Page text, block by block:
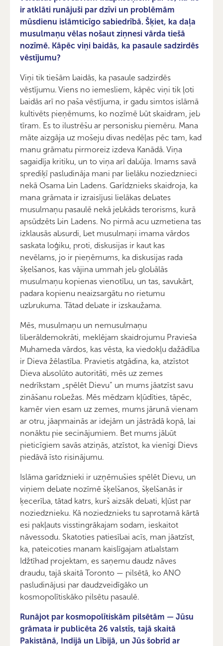
ir atklāti runājuši par dzīvi un problēmām
mūsdienu islāmticīgo sabiedrībā. Šķiet, ka daļa
musulmaņu vēlas nošaut ziņnesi vārda tiešā
nozīmē. Kāpēc viņi baidās, ka pasaule sadzirdēs
vēstījumu?
Viņi tik tiešām baidās, ka pasaule sadzirdēs
vēstījumu. Viens no iemesliem, kāpēc viņi tik ļoti
baidās arī no paša vēstījuma, ir gadu simtos islāmā
kultivēts pieņēmums, ko nozīmē būt skaidram, jeb
tīram. Es to ilustrēšu ar personisku piemēru. Mana
māte aizgāja uz mošeju divas nedēļas pēc tam, kad
manu grāmatu pirmoreiz izdeva Kanādā. Viņa
sagaidīja kritiku, un to viņa arī dabūja. Imams savā
sprediķī pasludināja mani par lielāku noziedznieci
nekā Osama bin Ladens. Garīdznieks skaidroja, ka
mana grāmata ir izraisījusi lielākas debates
musulmaņu pasaulē nekā jebkāds terorisms, kurā
apsūdzēts bin Ladens. No pirmā acu uzmetiena tas
izklausās absurdi, bet musulmaņi imama vārdos
saskata loģiku, proti, diskusijas ir kaut kas
nevēlams, jo ir pieņēmums, ka diskusijas rada
šķelšanos, kas vājina ummah jeb globālās
musulmaņu kopienas vienotību, un tas, savukārt,
padara kopienu neaizsargātu no rietumu
uzbrukuma. Tātad debate ir izskaužama.
Mēs, musulmaņu un nemusulmaņu
liberāldemokrāti, meklējam skaidrojumu Pravieša
Muhameda vārdos, kas vēsta, ka viedokļu dažādība
ir Dieva žēlastība. Pravietis atgādina, ka, atzīstot
Dieva absolūto autoritāti, mēs uz zemes
nedrīkstam „spēlēt Dievu” un mums jāatzīst savu
zināšanu robežas. Mēs mēdzam kļūdīties, tāpēc,
kamēr vien esam uz zemes, mums jārunā vienam
ar otru, jāapmainās ar idejām un jāstrādā kopā, lai
nonāktu pie secinājumiem. Bet mums jābūt
pieticīgiem savās atziņās, atzīstot, ka vienīgi Dievs
piedāvā īsto risinājumu.
Islāma garīdznieki ir uzņēmušies spēlēt Dievu, un
viņiem debate nozīmē šķelšanos, šķelšanās ir
ķecerība, tātad katrs, kurš aizsāk debati, kļūst par
noziedznieku. Kā noziedznieks tu saprotamā kārtā
esi pakļauts visstingrākajam sodam, ieskaitot
nāvessodu. Skatoties patiesībai acīs, man jāatzīst,
ka, pateicoties manam kaislīgajam atbalstam
Idžtīhad projektam, es saņemu daudz nāves
draudu, tajā skaitā Toronto — pilsētā, ko ANO
pasludinājusi par daudzveidīgāko un
kosmopolītiskāko pilsētu pasaulē.
Runājot par kosmopolītiskām pilsētām — Jūsu
grāmata ir publicēta 26 valstīs, tajā skaitā
Pakistānā, Indijā un Lībijā, un Jūs šobrīd ar